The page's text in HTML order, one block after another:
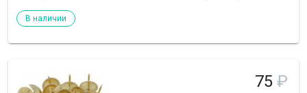
В наличии
75 ₽